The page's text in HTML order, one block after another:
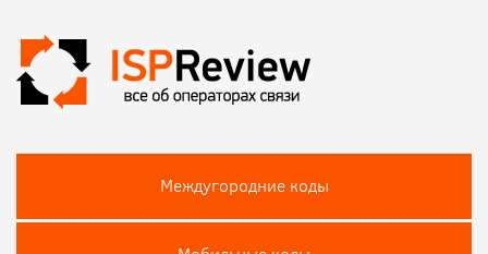
Междугородние коды